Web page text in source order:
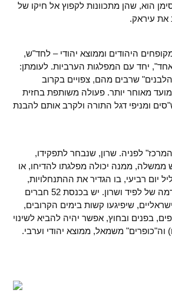
הוא, שהן מתכוונות לקפוץ אל חיקו של
את עיראק.
היהודים וממוצא יהודי – לחד"ש,
יחד עם המפלגות הערביות. לעומתן:
הלבנים" שרבים מהם, צפויים בקרוב
מאוחר יותר. פעולה משותפת בחזית
ומניפי דגל התורה ולקרב אותם להבנת
לפניה. שרון, שנבחר לתפקידו,
ממנה יכולה מפלגתו להדיחו, או
יום רביעי, בו הגדיר את ההתנחלויות,
כאם כל רע – לא יוסיף אריכות ימים לממשלת הרשע והמרמה של לפיד ושרון. יש בכנסת 52 חברים
שיפיגעו קשות בימים הקרובים,
בפנים ובחוץ, אפשר יהיה להביא לשינוי
משמאל, ממוצא יהודי וערבי.